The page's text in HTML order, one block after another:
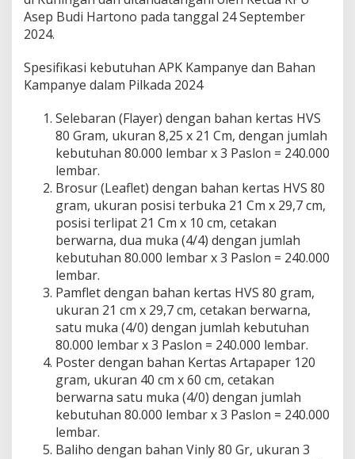
Asep Budi Hartono pada tanggal 24 September
2024.
Spesifikasi kebutuhan APK Kampanye dan Bahan
Kampanye dalam Pilkada 2024
Selebaran (Flayer) dengan bahan kertas HVS
80 Gram, ukuran 8,25 x 21 Cm, dengan jumlah
kebutuhan 80.000 lembar x 3 Paslon = 240.000
lembar.
Brosur (Leaflet) dengan bahan kertas HVS 80
gram, ukuran posisi terbuka 21 Cm x 29,7 cm,
posisi terlipat 21 Cm x 10 cm, cetakan
berwarna, dua muka (4/4) dengan jumlah
kebutuhan 80.000 lembar x 3 Paslon = 240.000
lembar.
Pamflet dengan bahan kertas HVS 80 gram,
ukuran 21 cm x 29,7 cm, cetakan berwarna,
satu muka (4/0) dengan jumlah kebutuhan
80.000 lembar x 3 Paslon = 240.000 lembar.
Poster dengan bahan Kertas Artapaper 120
gram, ukuran 40 cm x 60 cm, cetakan
berwarna satu muka (4/0) dengan jumlah
kebutuhan 80.000 lembar x 3 Paslon = 240.000
lembar.
Baliho dengan bahan Vinly 80 Gr, ukuran 3